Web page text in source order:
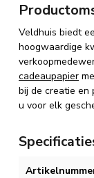
Veldhuis biedt
hoogwaardige
cadeaupapier
bij de creatie en
u voor elk